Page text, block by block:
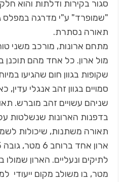
סגור בקירות ודלתות והוא
"שמופרד" ע"י מדרגה במפלס
תאורה נסתרת.
מתחם ארונות, מורכב משני
מול ארון. כל אחד מהם
שקופות בגוון חום שהגיעו
סמויים בגוון זהב אנגלי עדין,
שניהם עשויים זהב מוברש.
בדפנות הארונות שנשלטות
תאורה משתנות, שיכולות
מטר, בו משולב מקום ייעודי